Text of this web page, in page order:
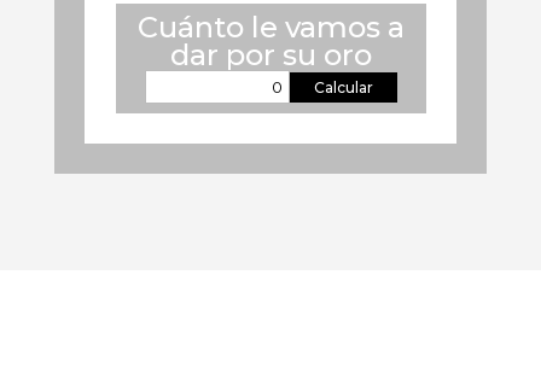
Cuánto le vamos a
dar por su oro
Calcular